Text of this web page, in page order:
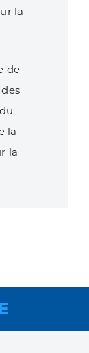
la
de
la
la